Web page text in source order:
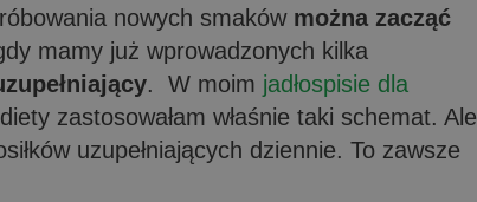
nowych smaków można zacząć
mamy już wprowadzonych kilka
. W moim jadłospisie dla
zastosowałam właśnie taki schemat. Ale
uzupełniających dziennie. To zawsze